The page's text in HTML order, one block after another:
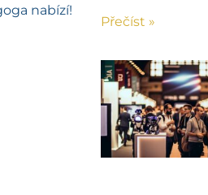
nabízí!
Přečíst »